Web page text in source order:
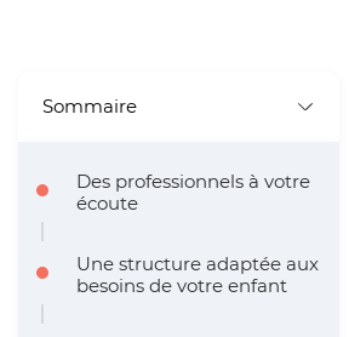
a
n
e
Sommaire
Des professionnels à votre
écoute
Une structure adaptée aux
besoins de votre enfant